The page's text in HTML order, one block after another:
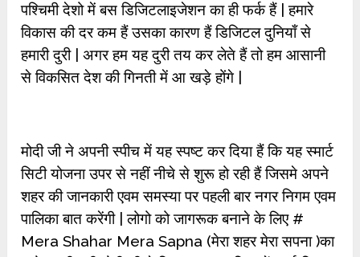
पश्चिमी देशो में बस डिजिटलाइजेशन का ही फर्क हैं | हमारे
विकास की दर कम हैं उसका कारण हैं डिजिटल दुनियाँ से
हमारी दुरी | अगर हम यह दुरी तय कर लेते हैं तो हम आसानी
से विकसित देश की गिनती में आ खड़े होंगे |
मोदी जी ने अपनी स्पीच में यह स्पष्ट कर दिया हैं कि यह स्मार्ट
सिटी योजना उपर से नहीं नीचे से शुरू हो रही हैं जिसमे अपने
शहर की जानकारी एवम समस्या पर पहली बार नगर निगम एवम
पालिका बात करेंगी | लोगो को जागरूक बनाने के लिए #
Mera Shahar Mera Sapna (मेरा शहर मेरा सपना )का